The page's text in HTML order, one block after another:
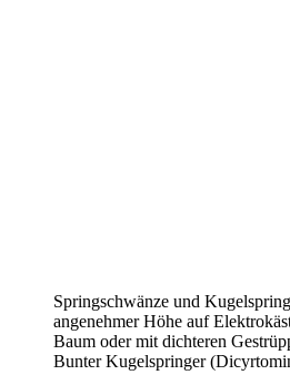
Springschwänze und
angenehmer Höhe auf
Baum oder mit dichteren
Bunter Kugelspringer